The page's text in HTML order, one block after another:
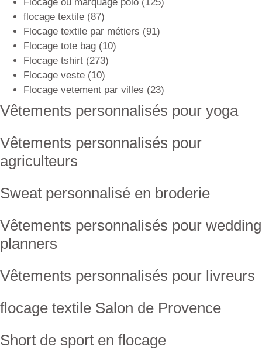
flocage textile (87)
Flocage textile par métiers (91)
Flocage tote bag (10)
Flocage tshirt (273)
Flocage veste (10)
Flocage vetement par villes (23)
Vêtements personnalisés pour yoga
Vêtements personnalisés pour
agriculteurs
Sweat personnalisé en broderie
Vêtements personnalisés pour wedding
planners
Vêtements personnalisés pour livreurs
flocage textile Salon de Provence
Short de sport en flocage